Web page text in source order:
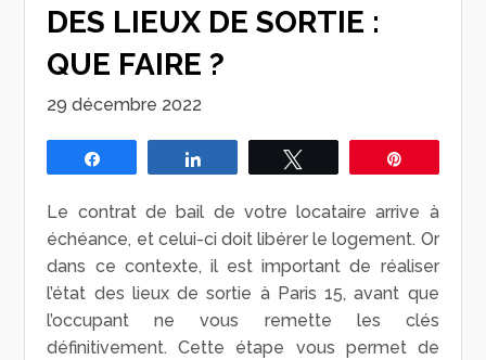
DES LIEUX DE SORTIE :
QUE FAIRE ?
29 décembre 2022
Le contrat de bail de votre locataire arrive à
échéance, et celui-ci doit libérer le logement. Or
dans ce contexte, il est important de réaliser
l’état des lieux de sortie à Paris 15, avant que
l’occupant ne vous remette les clés
définitivement. Cette étape vous permet de